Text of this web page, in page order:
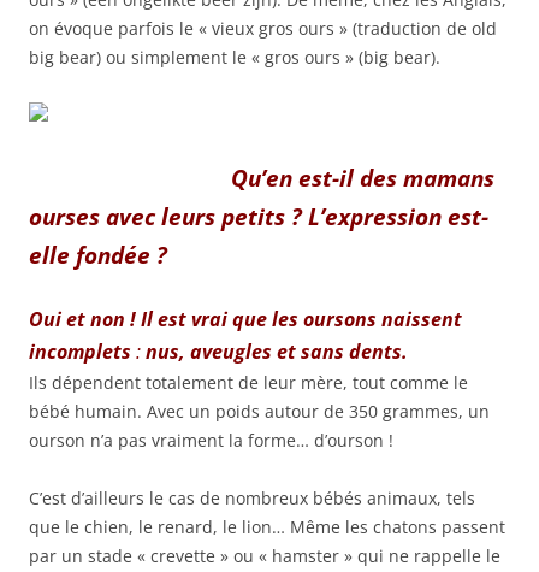
on évoque parfois le « vieux gros ours » (traduction de old
big bear) ou simplement le « gros ours » (big bear).
Qu’en est-il des mamans
ourses avec leurs petits ? L’expression est-
elle fondée ?
Oui et non ! Il est vrai que les oursons naissent
incomplets :nus, aveugles et sans dents.
Ils dépendent totalement de leur mère, tout comme le
bébé humain. Avec un poids autour de 350 grammes, un
ourson n’a pas vraiment la forme… d’ourson !
C’est d’ailleurs le cas de nombreux bébés animaux, tels
que le chien, le renard, le lion… Même les chatons passent
par un stade « crevette » ou « hamster » qui ne rappelle le